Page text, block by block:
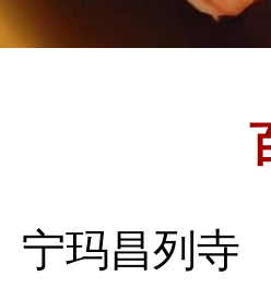
宁玛昌列寺